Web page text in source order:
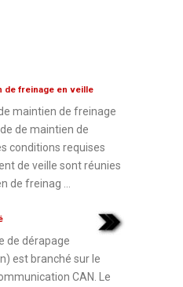
de freinage en veille
maintien de freinage
de maintien de
conditions requises
de veille sont réunies
de freinag ...
de dérapage
est branché sur le
CAN. Le